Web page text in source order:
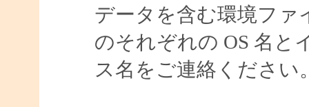
データを含む環境ファ
のそれぞれの OS 名と
ス名をご連絡ください